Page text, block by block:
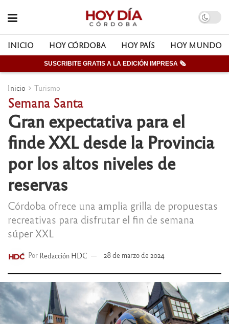
INICIO HOY CÓRDOBA HOY PAÍS HOY MUNDO
SUSCRIBITE GRATIS A LA EDICIÓN IMPRESA 🗞
Inicio Turismo
Semana Santa
Gran expectativa para el
finde XXL desde la Provincia
por los altos niveles de
reservas
Córdoba ofrece una amplia grilla de propuestas
recreativas para disfrutar el fin de semana
súper XXL
Por Redacción HDC 28 de marzo de 2024